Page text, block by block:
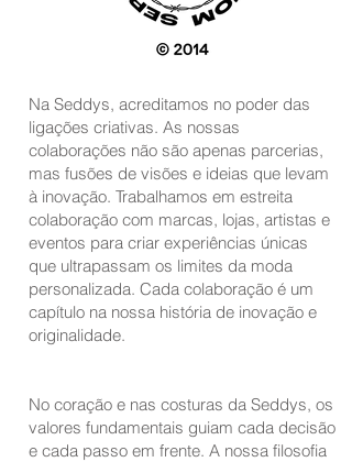
Na Seddys, acreditamos no poder das
ligações criativas. As nossas
colaborações não são apenas parcerias,
mas fusões de visões e ideias que levam
à inovação. Trabalhamos em estreita
colaboração com marcas, lojas, artistas e
eventos para criar experiências únicas
que ultrapassam os limites da moda
personalizada. Cada colaboração é um
capítulo na nossa história de inovação e
originalidade.
No coração e nas costuras da Seddys, os
valores fundamentais guiam cada decisão
e cada passo em frente. A nossa filosofia